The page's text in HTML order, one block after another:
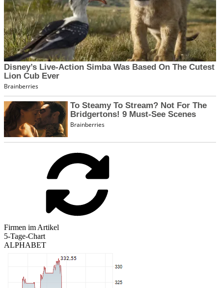
Firmen im Artikel
5-Tage-Chart
ALPHABET